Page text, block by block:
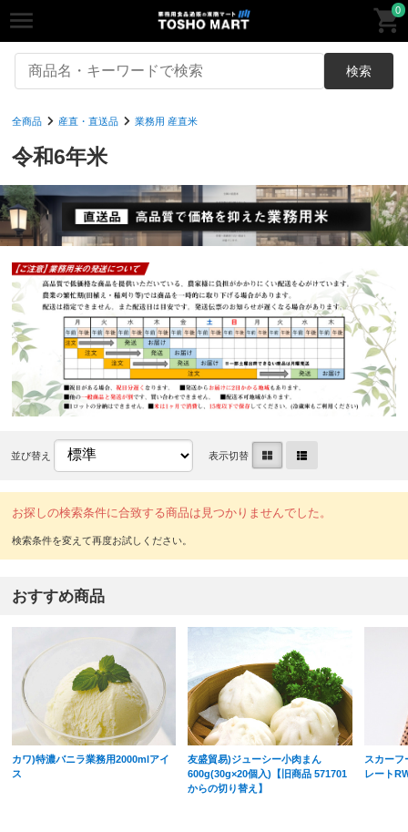
0
検索
全商品 産直・直送品 業務用 産直米
令和6年米
並び替え 表示切替
お探しの検索条件に合致する商品は見つかりませんでした。
おすすめ商品
カワ)特濃バニラ業務用2000mlアイ
ス
友盛貿易)ジューシー小肉まん
600g(30g×20個入)【旧商品 571701
からの切り替え】
スカーフ
レート